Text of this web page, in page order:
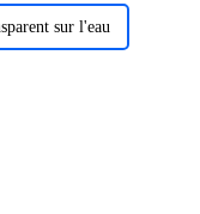
sur l'eau